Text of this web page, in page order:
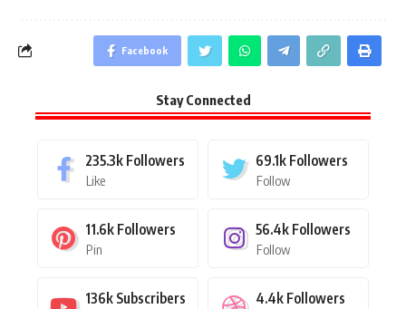
Facebook
Stay Connected
235.3k Followers
Like
69.1k Followers
Follow
11.6k Followers
Pin
56.4k Followers
Follow
136k Subscribers 4.4k Followers